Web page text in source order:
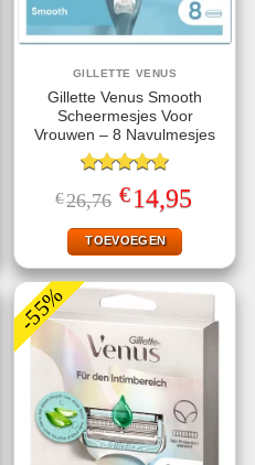
GILLETTE VENUS
Gillette Venus Smooth
Scheermesjes Voor
Vrouwen – 8 Navulmesjes
Gewaardeerd
5.00uit 5
€26,76 Oorspronkelijke
prijs
was:
€26,76.
€14,95prijs
TOEVOEGEN
-55%